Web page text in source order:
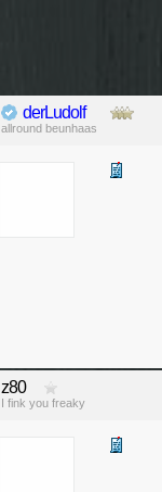
derLudolf
allround beunhaas
z80
I fink you freaky